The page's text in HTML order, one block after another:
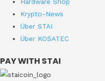
Krypto-News
Über STAI
Über KOSATEC
PAY WITH STAI